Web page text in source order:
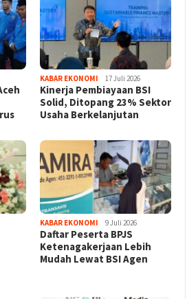
KABAR EKONOMI 17 Juli 2026
Kinerja Pembiayaan BSI
Solid, Ditopang 23% Sektor
Usaha Berkelanjutan
KABAR EKONOMI 9 Juli 2026
Daftar Peserta BPJS
Ketenagakerjaan Lebih
Mudah Lewat BSI Agen